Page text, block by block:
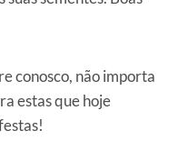
conosco, não importa
estas que hoje